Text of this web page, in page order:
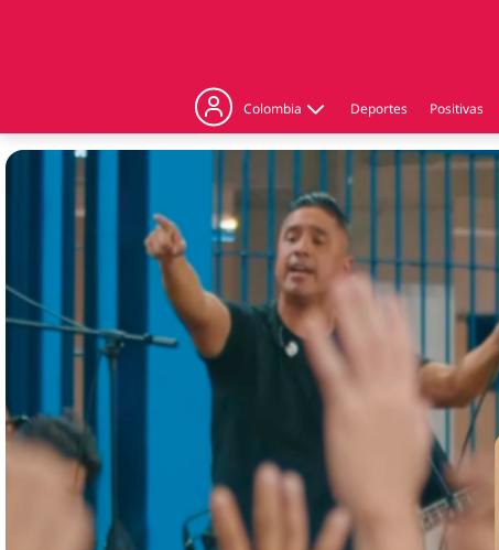
Colombia
Judicial
Regiones
Deportes Positivas